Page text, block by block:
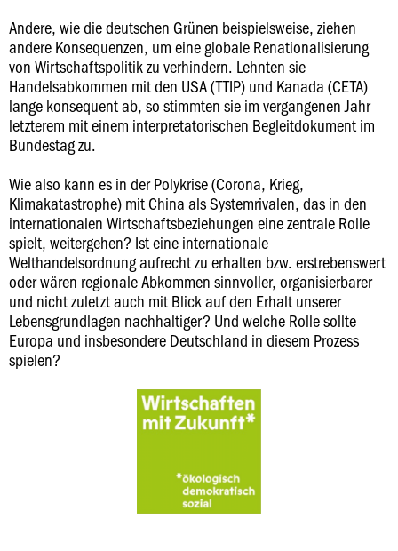
Andere, wie die deutschen Grünen beispielsweise, ziehen
andere Konsequenzen, um eine globale Renationalisierung
von Wirtschaftspolitik zu verhindern. Lehnten sie
Handelsabkommen mit den USA (TTIP) und Kanada (CETA)
lange konsequent ab, so stimmten sie im vergangenen Jahr
letzterem mit einem interpretatorischen Begleitdokument im
Bundestag zu.
Wie also kann es in der Polykrise (Corona, Krieg,
Klimakatastrophe) mit China als Systemrivalen, das in den
internationalen Wirtschaftsbeziehungen eine zentrale Rolle
spielt, weitergehen? Ist eine internationale
Welthandelsordnung aufrecht zu erhalten bzw. erstrebenswert
oder wären regionale Abkommen sinnvoller, organisierbarer
und nicht zuletzt auch mit Blick auf den Erhalt unserer
Lebensgrundlagen nachhaltiger? Und welche Rolle sollte
Europa und insbesondere Deutschland in diesem Prozess
spielen?